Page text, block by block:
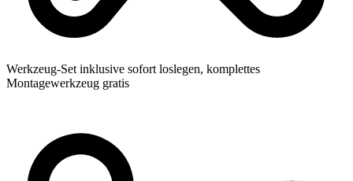
Werkzeug-Set inklusive sofort loslegen, komplettes
Montagewerkzeug gratis